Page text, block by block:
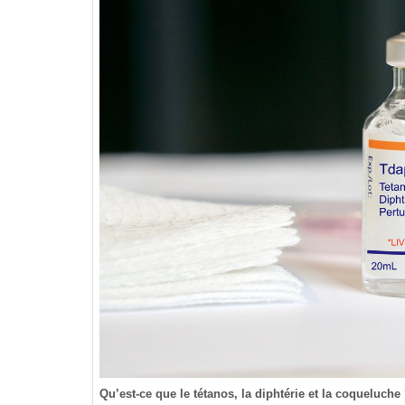
Qu’est-ce que le tétanos, la diphtérie et la coqueluche